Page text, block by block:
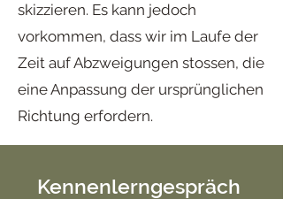
skizzieren. Es kann jedoch
vorkommen, dass wir im Laufe der
Zeit auf Abzweigungen stossen, die
eine Anpassung der ursprünglichen
Richtung erfordern.
Kennenlerngespräch